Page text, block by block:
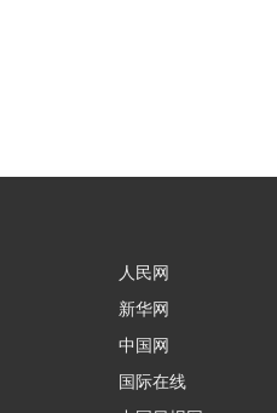
人民网
新华网
中国网
国际在线